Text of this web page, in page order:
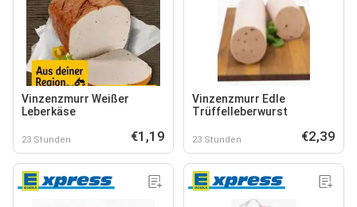
Vinzenzmurr Weißer
Leberkäse
23 Stunden €1,19
Vinzenzmurr Edle
Trüffelleberwurst
23 Stunden €2,39